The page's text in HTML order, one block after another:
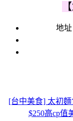
【
地址
[台中美食] 太初
$250高cp值